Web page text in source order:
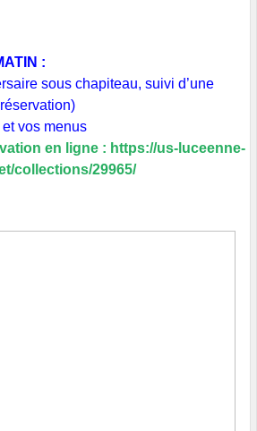
:
sous chapiteau, suivi d’une
vos menus
en ligne : https://us-luceenne-
collections/29965/